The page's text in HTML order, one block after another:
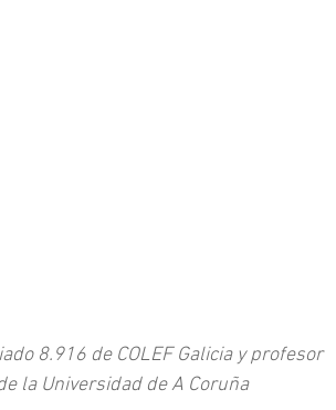
8.916 de COLEF Galicia y profesor
la Universidad de A Coruña